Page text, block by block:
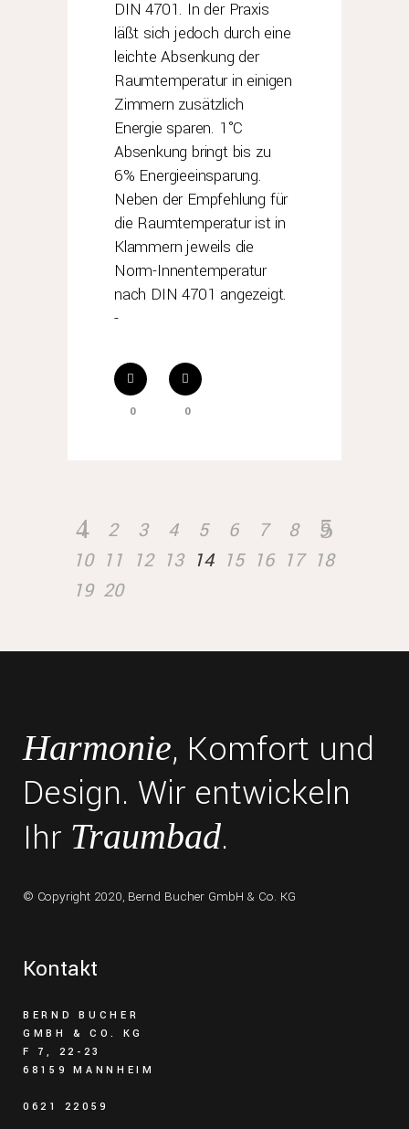
DIN 4701. In der Praxis
läßt sich jedoch durch eine
leichte Absenkung der
Raumtemperatur in einigen
Zimmern zusätzlich
Energie sparen. 1°C
Absenkung bringt bis zu
6% Energieeinsparung.
Neben der Empfehlung für
die Raumtemperatur ist in
Klammern jeweils die
Norm-Innentemperatur
nach DIN 4701 angezeigt.
-
0 0
1 2 3 4 5 6 7 8
9
10 11 12 13 14 15 16 17 18
19 20
Harmonie, Komfort und
Design. Wir entwickeln
Ihr Traumbad.
© Copyright 2020, Bernd Bucher GmbH & Co. KG
Kontakt
BERND BUCHER
GMBH & CO. KG
F 7, 22-23
68159 MANNHEIM
0621 22059